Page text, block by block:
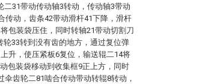
31带动传动轴3转动，传动轴3带动
传动，齿条42带动滑杆41下降，滑杆
包装袋压住，同时转轴21带动切割刀
33转到没有齿的地方，通过复位弹
升，使压紧板6复位，输送辊二14将
包装袋移动到收集框9正上方，同时
齿轮二81啮合传动带动转辊8转动，